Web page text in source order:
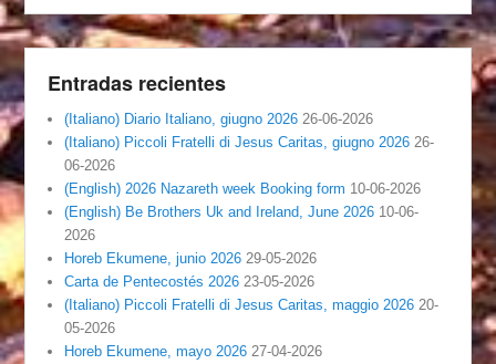
Entradas recientes
(Italiano) Diario Italiano, giugno 2026 26-06-2026
(Italiano) Piccoli Fratelli di Jesus Caritas, giugno 2026 26-
06-2026
(English) 2026 Nazareth week Booking form 10-06-2026
(English) Be Brothers Uk and Ireland, June 2026 10-06-
2026
Horeb Ekumene, junio 2026 29-05-2026
Carta de Pentecostés 2026 23-05-2026
(Italiano) Piccoli Fratelli di Jesus Caritas, maggio 2026 20-
05-2026
Horeb Ekumene, mayo 2026 27-04-2026